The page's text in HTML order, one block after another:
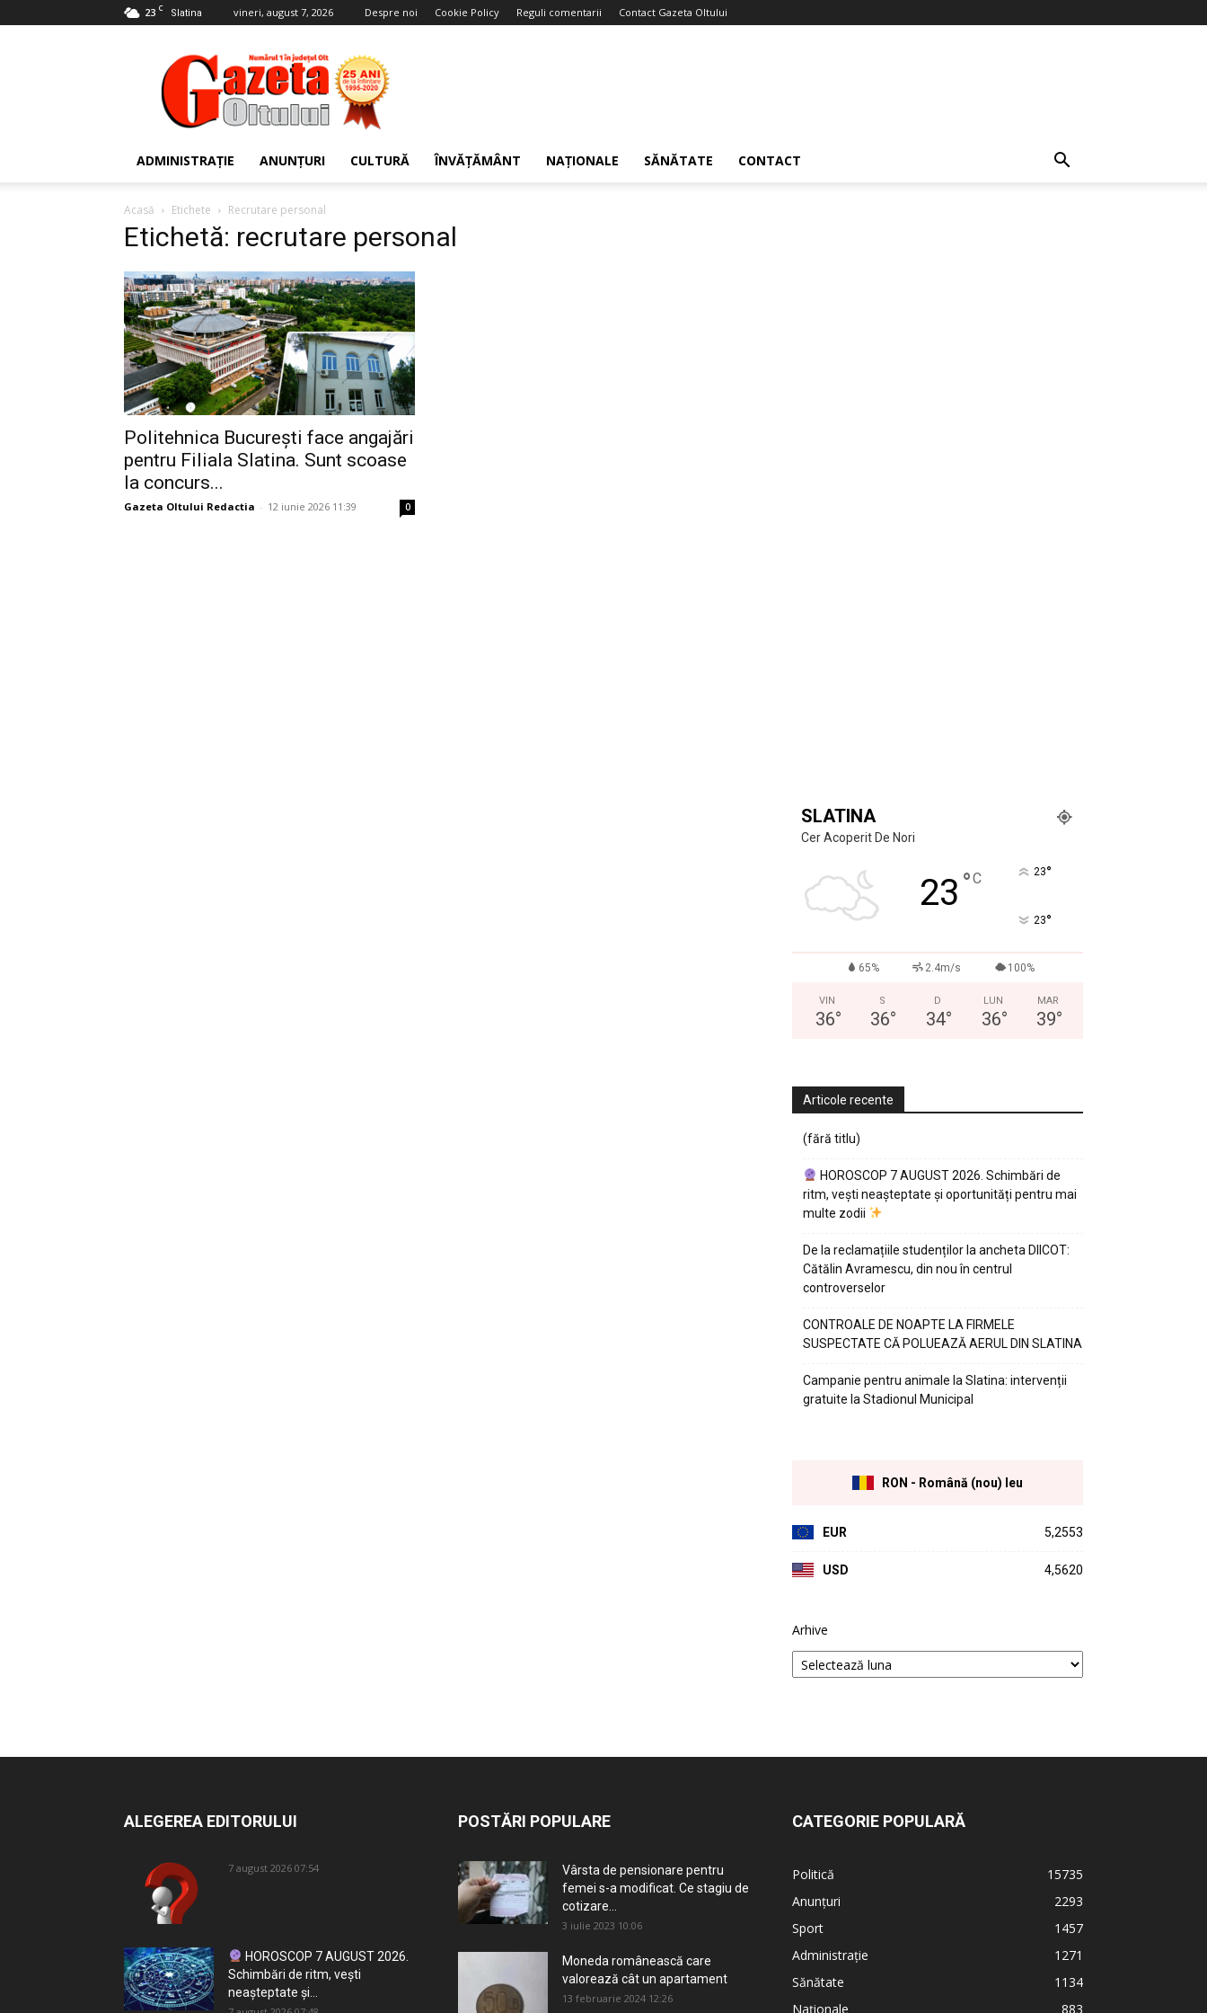
23 C Slatina vineri, august 7, 2026 Despre noi Cookie Policy Reguli comentarii Contact Gazeta Oltului
Gazeta
Oltului
ADMINISTRAȚIE ANUNȚURI CULTURĂ ÎNVĂȚĂMÂNT NAȚIONALE SĂNĂTATE CONTACT
Acasă Etichete Recrutare personal
Etichetă: recrutare personal
Politehnica București face angajări
pentru Filiala Slatina. Sunt scoase
la concurs...
Gazeta Oltului Redactia - 12 iunie 2026 11:39 0
SLATINA
Cer Acoperit De Nori
23 °C 23°
23°
65% 2.4m/s 100%
VIN
36°
S
36°
D
34°
LUN
36°
MAR
39°
Articole recente
(fără titlu)
HOROSCOP 7 AUGUST 2026. Schimbări de
ritm, vești neașteptate și oportunități pentru mai
multe zodii
De la reclamațiile studenților la ancheta DIICOT:
Cătălin Avramescu, din nou în centrul
controverselor
CONTROALE DE NOAPTE LA FIRMELE
SUSPECTATE CĂ POLUEAZĂ AERUL DIN SLATINA
Campanie pentru animale la Slatina: intervenții
gratuite la Stadionul Municipal
RON - Română (nou) leu
EUR 5,2553
USD 4,5620
Arhive
ALEGEREA EDITORULUI
7 august 2026 07:54
HOROSCOP 7 AUGUST 2026.
Schimbări de ritm, vești
neașteptate și...
POSTĂRI POPULARE
Vârsta de pensionare pentru
femei s-a modificat. Ce stagiu de
cotizare...
3 iulie 2023 10:06
Moneda românească care
valorează cât un apartament
13 februarie 2024 12:26
CATEGORIE POPULARĂ
Politică
15735
Anunțuri
2293
Sport
1457
Administrație
1271
Sănătate
1134
Naționale
883